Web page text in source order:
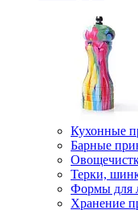
Кухонные
Барные
Терки,
Формы для
Хранение